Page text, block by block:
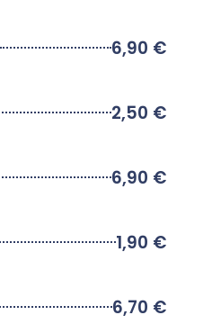
6,90 €
2,50 €
6,90 €
1,90 €
6,70 €